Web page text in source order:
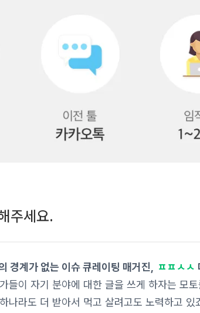
주세요.
경계가 없는 이슈 큐레이팅 매거진, ㅍㅍㅅㅅ
들이 자기 분야에 대한 글을 쓰게 하자는 모
나라도 더 받아서 먹고 살려고도 노력하고 있